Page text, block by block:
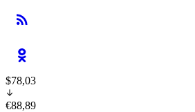
$78,03
€88,89